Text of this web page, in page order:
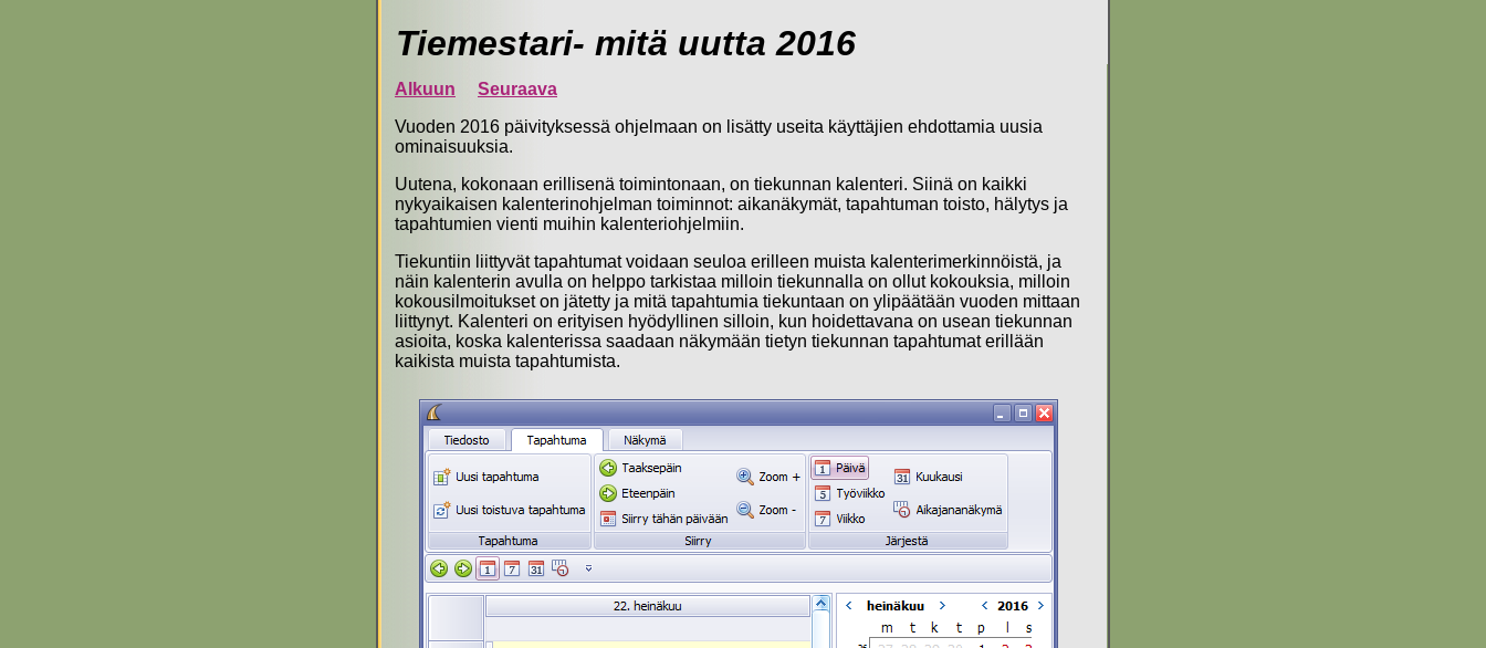
Tiemestari- mitä uutta 2016
Alkuun
Seuraava
Vuoden 2016 päivityksessä ohjelmaan on lisätty useita käyttäjien ehdottamia uusia
ominaisuuksia.
Uutena, kokonaan erillisenä toimintonaan, on tiekunnan kalenteri. Siinä on kaikki
nykyaikaisen kalenterinohjelman toiminnot: aikanäkymät, tapahtuman toisto, hälytys ja
tapahtumien vienti muihin kalenteriohjelmiin.
Tiekuntiin liittyvät tapahtumat voidaan seuloa erilleen muista kalenterimerkinnöistä, ja
näin kalenterin avulla on helppo tarkistaa milloin tiekunnalla on ollut kokouksia, milloin
kokousilmoitukset on jätetty ja mitä tapahtumia tiekuntaan on ylipäätään vuoden mittaan
liittynyt. Kalenteri on erityisen hyödyllinen silloin, kun hoidettavana on usean tiekunnan
asioita, koska kalenterissa saadaan näkymään tietyn tiekunnan tapahtumat erillään
kaikista muista tapahtumista.